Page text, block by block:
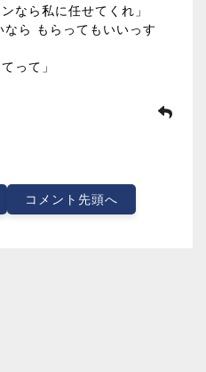
なら私に任せてくれ」
ら もらってもいいっす
って」
コメント先頭へ